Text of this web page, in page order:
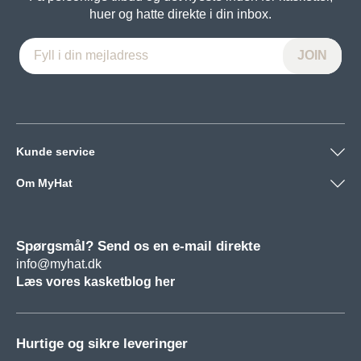
huer og hatte direkte i din inbox.
Kunde service
Om MyHat
Spørgsmål? Send os en e-mail direkte
info@myhat.dk
Læs vores kasketblog her
Hurtige og sikre leveringer